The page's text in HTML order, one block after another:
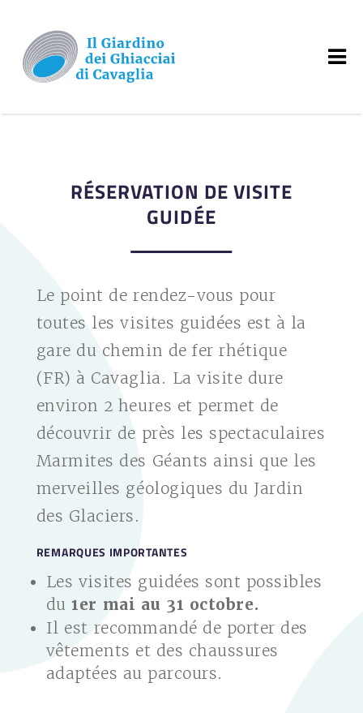
RÉSERVATION DE VISITE
GUIDÉE
Le point de rendez-vous pour
toutes les visites guidées est à la
gare du chemin de fer rhétique
(FR) à Cavaglia. La visite dure
environ 2 heures et permet de
découvrir de près les spectaculaires
Marmites des Géants ainsi que les
merveilles géologiques du Jardin
des Glaciers.
REMARQUES IMPORTANTES
Les visites guidées sont possibles
du1er mai au 31 octobre.
Il est recommandé de porter des
vêtements et des chaussures
adaptées au parcours.